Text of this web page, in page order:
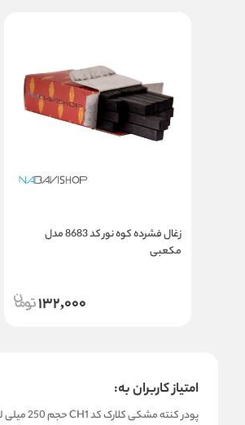
زغال فشرده کوه نور کد 8683 مدل
مکعبی
132,000
امتیاز کاربران به:
پودر کنته مشکی کلارک کد CH1 حجم 250 میلی لیتر